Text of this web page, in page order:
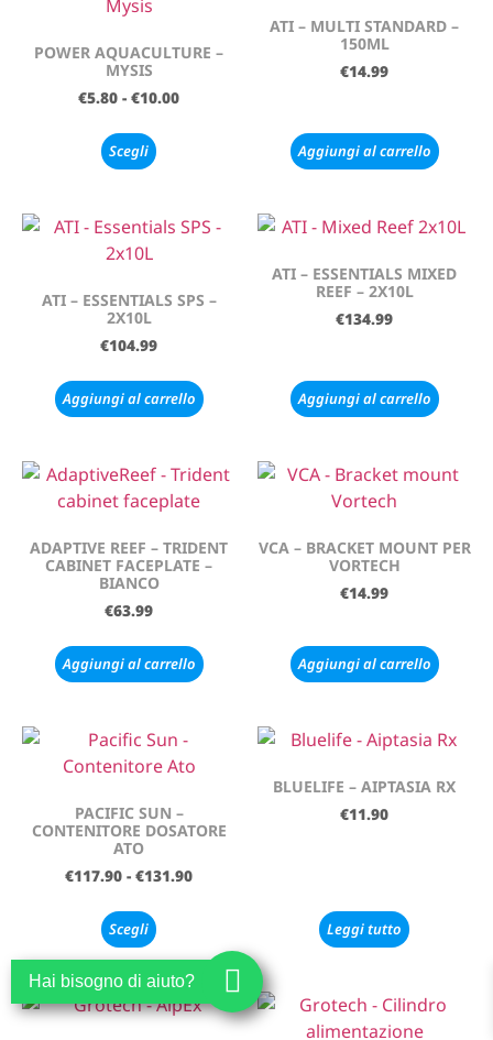
POWER AQUACULTURE –
MYSIS
€5.80 - €10.00
Scegli
ATI – MULTI STANDARD –
150ML
€14.99
Aggiungi al carrello
ATI – ESSENTIALS SPS –
2X10L
€104.99
Aggiungi al carrello
ATI – ESSENTIALS MIXED
REEF – 2X10L
€134.99
Aggiungi al carrello
ADAPTIVE REEF – TRIDENT
CABINET FACEPLATE –
BIANCO
€63.99
Aggiungi al carrello
VCA – BRACKET MOUNT PER
VORTECH
€14.99
Aggiungi al carrello
PACIFIC SUN –
CONTENITORE DOSATORE
ATO
€117.90 - €131.90
Scegli
BLUELIFE – AIPTASIA RX
€11.90
Leggi tutto
Hai bisogno di aiuto?